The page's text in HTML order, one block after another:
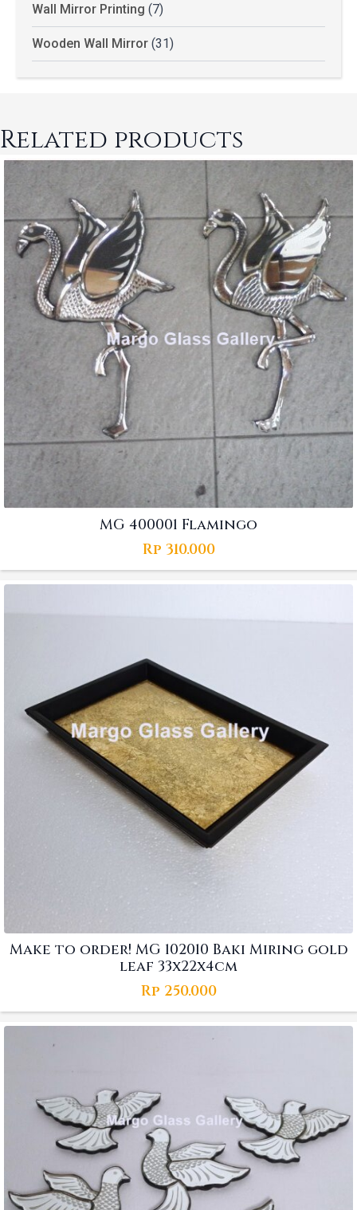
Wall Mirror Printing (7)
Wooden Wall Mirror (31)
Related products
MG 400001 Flamingo
Rp 310.000
Make to order! MG 102010 Baki Miring gold
leaf 33x22x4cm
Rp 250.000